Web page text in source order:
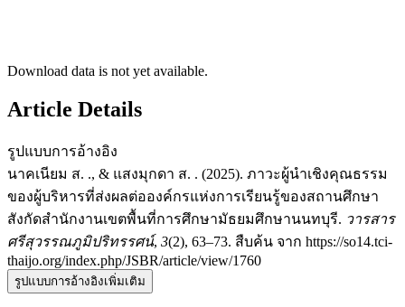
Download data is not yet available.
Article Details
รูปแบบการอ้างอิง
นาคเนียม ส. ., & แสงมุกดา ส. . (2025). ภาวะผู้นำเชิงคุณธรรม
ของผู้บริหารที่ส่งผลต่อองค์กรแห่งการเรียนรู้ของสถานศึกษา
สังกัดสำนักงานเขตพื้นที่การศึกษามัธยมศึกษานนทบุรี. วารสาร
ศรีสุวรรณภูมิปริทรรศน์, 3(2), 63–73. สืบค้น จาก https://so14.tci-
thaijo.org/index.php/JSBR/article/view/1760
รูปแบบการอ้างอิงเพิ่มเติม